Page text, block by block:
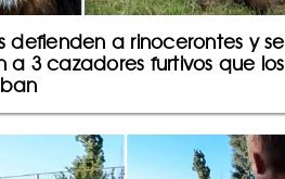
defienden a rinocerontes y se
a 3 cazadores furtivos que los